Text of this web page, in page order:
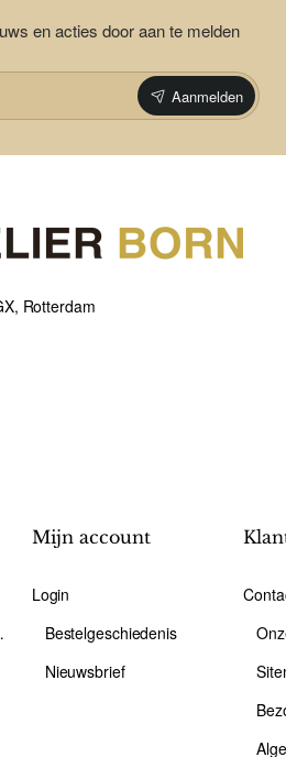
en acties door aan te melden
Aanmelden
Rotterdam
Mijn account
Login
Bestelgeschiedenis
Nieuwsbrief